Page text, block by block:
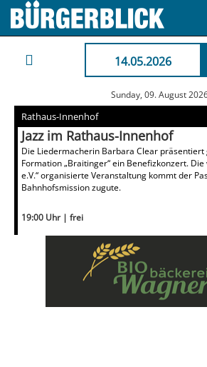
14.05.2026
Sunday, 09. August
Rathaus-Innenhof
Jazz im Rathaus-Innenhof
Die Liedermacherin Barbara Clear
Formation „Braitinger“ ein Benefizkonzert. Die
e.V.“ organisierte Veranstaltung kommt der
Bahnhofsmission zugute.
19:00 Uhr | frei